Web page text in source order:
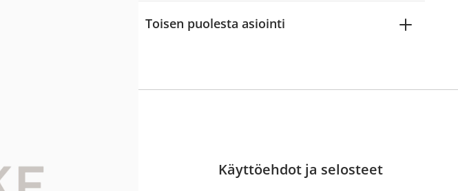
Toisen puolesta asiointi
Asiakaspalvelu Käyttöehdot ja selosteet